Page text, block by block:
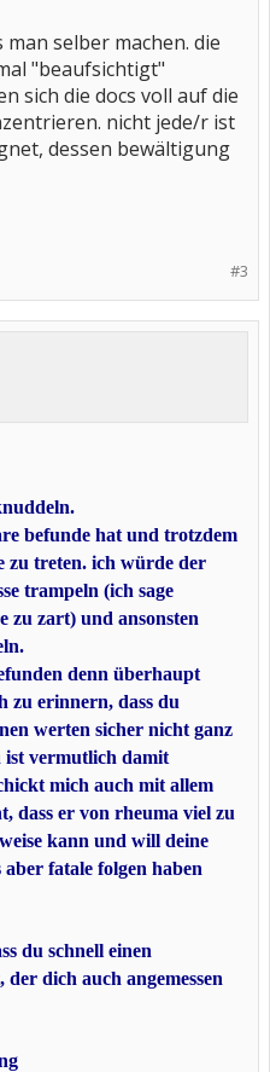
selber machen. die
"beaufsichtigt"
sich die docs voll auf die
nicht jede/r ist
dessen bewältigung
#3
befunde hat und trotzdem
zu treten. ich würde der
trampeln (ich sage
zu zart) und ansonsten
denn überhaupt
zu erinnern, dass du
werten sicher nicht ganz
ist vermutlich damit
mich auch mit allem
dass er von rheuma viel zu
kann und will deine
fatale folgen haben
du schnell einen
dich auch angemessen